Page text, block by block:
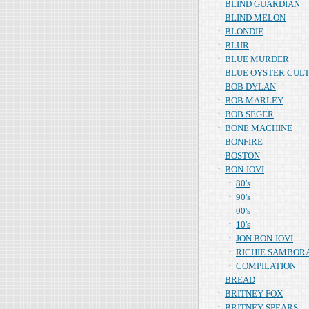
BLIND GUARDIAN
BLIND MELON
BLONDIE
BLUR
BLUE MURDER
BLUE OYSTER CULT
BOB DYLAN
BOB MARLEY
BOB SEGER
BONE MACHINE
BONFIRE
BOSTON
BON JOVI
80's
90's
00's
10's
JON BON JOVI
RICHIE
COMPILATION
BREAD
BRITNEY FOX
BRITNEY SPEARS